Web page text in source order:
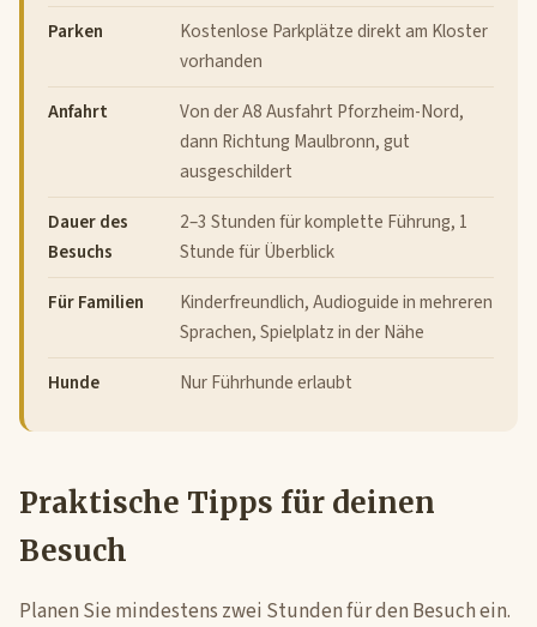
Parken
Kostenlose Parkplätze direkt am Kloster
vorhanden
Anfahrt
Von der A8 Ausfahrt Pforzheim-Nord,
dann Richtung Maulbronn, gut
ausgeschildert
Dauer des
Besuchs
2–3 Stunden für komplette Führung, 1
Stunde für Überblick
Für Familien
Kinderfreundlich, Audioguide in mehreren
Sprachen, Spielplatz in der Nähe
Hunde
Nur Führhunde erlaubt
Praktische Tipps für deinen
Besuch
Planen Sie mindestens zwei Stunden für den Besuch ein.